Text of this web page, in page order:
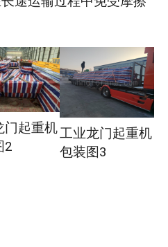
门起重机
2
工业龙门起重机
包装图3